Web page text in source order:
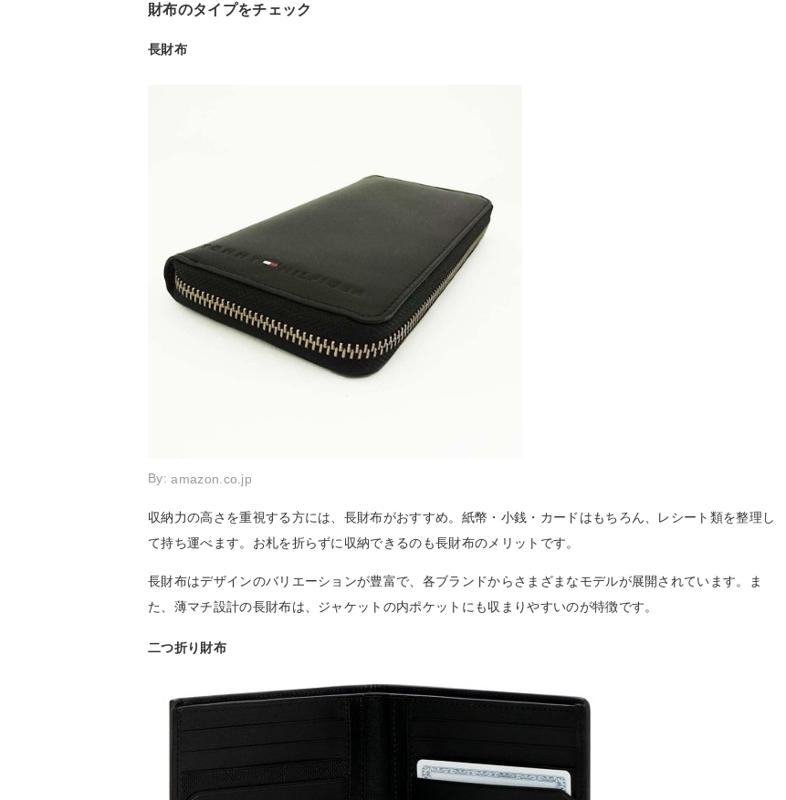
財布のタイプをチェック
長財布
By:amazon.co.jp
収納力の高さを重視する方には、長財布がおすすめ。紙幣・小銭・カードはもちろん、レシート類を整理し
て持ち運べます。お札を折らずに収納できるのも長財布のメリットです。
長財布はデザインのバリエーションが豊富で、各ブランドからさまざまなモデルが展開されています。ま
た、薄マチ設計の長財布は、ジャケットの内ポケットにも収まりやすいのが特徴です。
二つ折り財布